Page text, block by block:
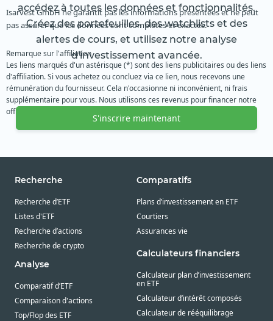
accédez à toutes les données et fonctionnalités.
Créez des portefeuilles, des watchlists et des
alertes de cours, et utilisez notre analyse
d'investissement avancée.
S'inscrire maintenant
Isarvest GmbH ne garantit pas les informations présentées et ne peut
pas assurer que les données sont complètes et exactes.
Remarque sur l'affiliation
Les liens marqués d'un astérisque (*) sont des liens publicitaires ou des liens
d'affiliation. Si vous achetez ou concluez via ce lien, nous recevons une
rémunération du fournisseur. Cela n'occasionne ni inconvénient, ni frais
supplémentaire pour vous. Nous utilisons ces revenus pour financer notre
offre gratuite. Nous vous remercions de votre soutien.
Recherche
Recherche d’ETF
Listes d'ETF
Recherche d’actions
Recherche de crypto
Analyse
Comparatif d’ETF
Comparaison d'actions
Top/Flop des ETF
Comparatifs
Plans d’investissement en ETF
Courtiers
Assurances vie
Calculateurs financiers
Calculateur plan d’investissement
en ETF
Calculateur d’intérêt composés
Calculateur de rééquilibrage